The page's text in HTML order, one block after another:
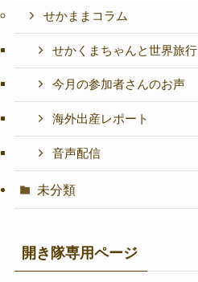
せかままコラム
せかくまちゃんと世界旅行
今月の参加者さんのお声
海外出産レポート
音声配信
未分類
開き隊専用ページ